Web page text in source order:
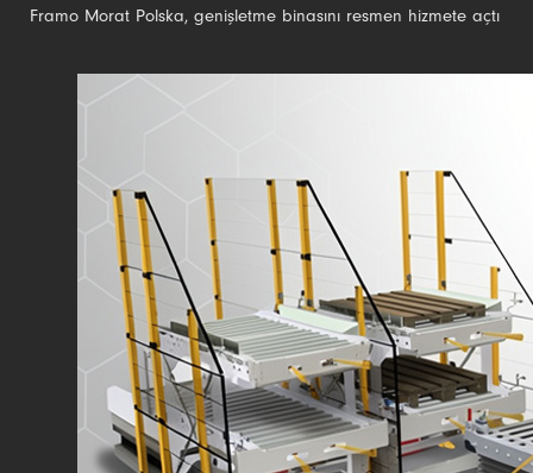
Framo Morat Polska, genişletme binasını resmen hizmete açtı